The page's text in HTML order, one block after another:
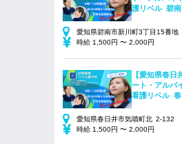
護リベル 碧南
愛知県碧南市新川町3丁目15番地
時給 1,500円 〜 2,000円
【愛知県春日
ート・アルバ
看護リベル
愛知県春日井市気噴町北 2-132
時給 1,500円 〜 2,000円